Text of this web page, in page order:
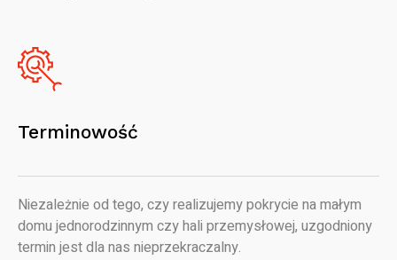
Terminowość
Niezależnie od tego, czy realizujemy pokrycie na małym
domu jednorodzinnym czy hali przemysłowej, uzgodniony
termin jest dla nas nieprzekraczalny.